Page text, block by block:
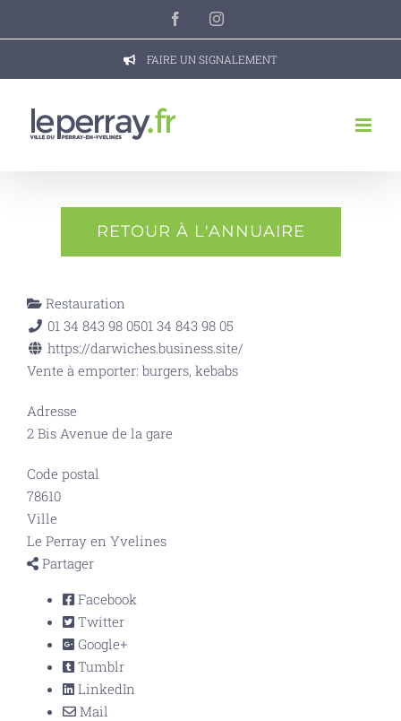
FacebookInstagram
FAIRE UN SIGNALEMENT
RETOUR À L'ANNUAIRE
Restauration
01 34 843 98 0501 34 843 98 05
https://darwiches.business.site/
Vente à emporter: burgers, kebabs
Adresse
2 Bis Avenue de la gare
Code postal
78610
Ville
Le Perray en Yvelines
Partager
Facebook
Twitter
Google+
Tumblr
LinkedIn
Mail